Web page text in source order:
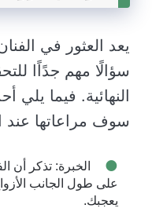
يعد العثور في
سؤالًا مهم جدًاًا
النهائية. فيما يلي
سوف مراعاتها عند
الخبرة: تذكر أن
على طول الجانب
يعجبك.